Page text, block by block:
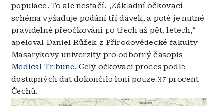
populace. To ale nestačí. „Základní očkovací
schéma vyžaduje podání tří dávek, a poté je nutné
pravidelné přeočkování po třech až pěti letech,“
apeloval Daniel Růžek z Přírodovědecké fakulty
Masarykovy univerzity pro odborný časopis
Medical Tribune. Celý očkovací proces podle
dostupných dat dokončilo loni pouze 37 procent
Čechů.
Obrázek